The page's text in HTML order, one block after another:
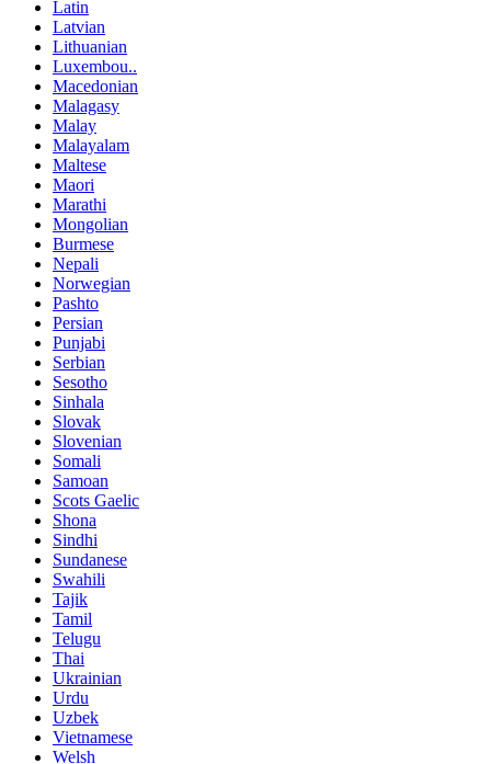
Latin
Latvian
Lithuanian
Luxembou..
Macedonian
Malagasy
Malay
Malayalam
Maltese
Maori
Marathi
Mongolian
Burmese
Nepali
Norwegian
Pashto
Persian
Punjabi
Serbian
Sesotho
Sinhala
Slovak
Slovenian
Somali
Samoan
Scots Gaelic
Shona
Sindhi
Sundanese
Swahili
Tajik
Tamil
Telugu
Thai
Ukrainian
Urdu
Uzbek
Vietnamese
Welsh